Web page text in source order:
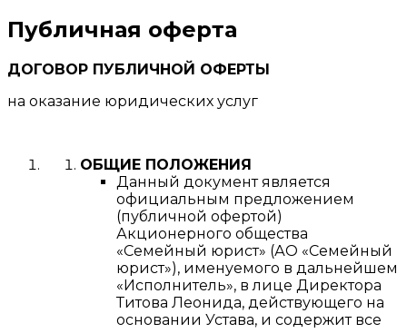
Публичная оферта
ДОГОВОР ПУБЛИЧНОЙ ОФЕРТЫ
на оказание юридических услуг
ОБЩИЕ ПОЛОЖЕНИЯ
Данный документ является
официальным предложением
(публичной офертой)
Акционерного общества
«Семейный юрист» (АО «Семейный
юрист»), именуемого в дальнейшем
«Исполнитель», в лице Директора
Титова Леонида, действующего на
основании Устава, и содержит все